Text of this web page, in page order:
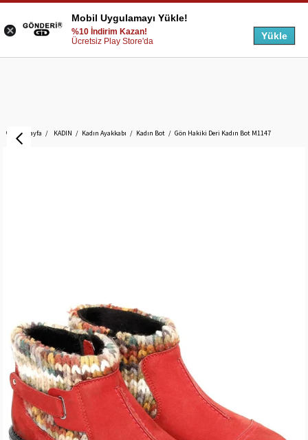
Anasayfa KADIN Kadın Ayakkabı Kadın Bot Gön Hakiki Deri Kadın Bot M1147
Mobil Uygulamayı Yükle!
%10 İndirim Kazan!
Ücretsiz Play Store'da
Yükle